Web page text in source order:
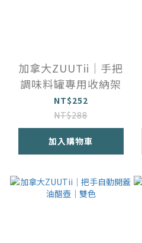
加拿大ZUUTii｜手把
調味料罐專用收納架
NT$252
NT$288
加入購物車